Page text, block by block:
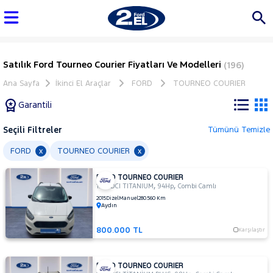
Satılık Ford Tourneo Courier Fiyatları Ve Modelleri (196)
Ana Sayfa İkinci El Araçlar FORD TOURNEO COURIER
Garantili
Tüm
Araçlar
AUDI
BMC
BMW
BYD
Seçili Filtreler Tümünü Temizle
FORD x TOURNEO COURIER x
FORD TOURNEO COURIER
1.6 TDCI TITANIUM ,94Hp,Combi Camlı
2015DizelManuel280.560 Km
Aydın
800.000 TL Karşılaştır
FORD TOURNEO COURIER